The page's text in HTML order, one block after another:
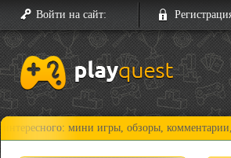
Войти на сайт:
мини игры, обзоры, комментарии, форум,